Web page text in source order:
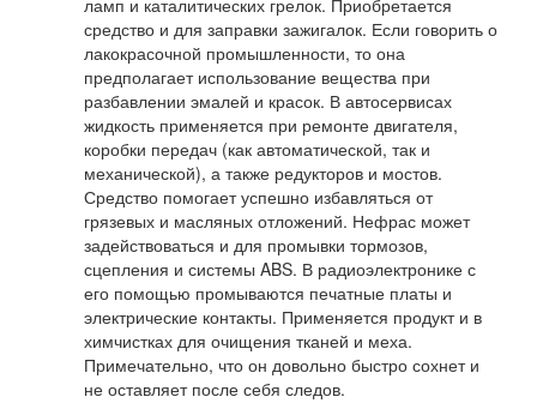
ламп и каталитических грелок. Приобретается
средство и для заправки зажигалок. Если говорить о
лакокрасочной промышленности, то она
предполагает использование вещества при
разбавлении эмалей и красок. В автосервисах
жидкость применяется при ремонте двигателя,
коробки передач (как автоматической, так и
механической), а также редукторов и мостов.
Средство помогает успешно избавляться от
грязевых и масляных отложений. Нефрас может
задействоваться и для промывки тормозов,
сцепления и системы ABS. В радиоэлектронике с
его помощью промываются печатные платы и
электрические контакты. Применяется продукт и в
химчистках для очищения тканей и меха.
Примечательно, что он довольно быстро сохнет и
не оставляет после себя следов.